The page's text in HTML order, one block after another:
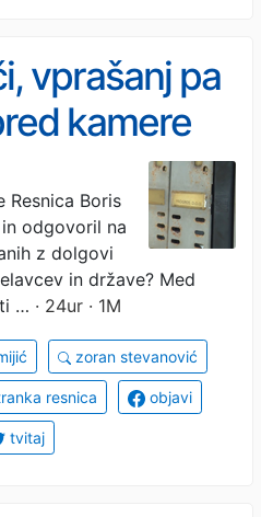
vprašanj pa
kamere
Resnica Boris
odgovoril na
z dolgovi
in države? Med
… · 24ur · 1M
zoran stevanović
resnica objavi
tvitaj